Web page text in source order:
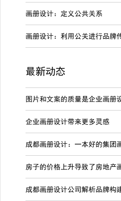
画册设计：定义公共关系
最新动态
企业画册设计带来更多灵感
成都画册设计公司解析品牌构